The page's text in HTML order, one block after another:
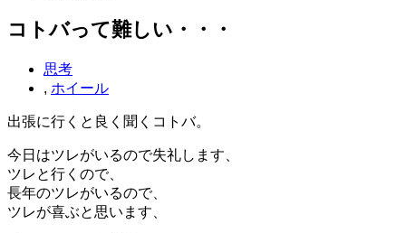
コトバって難しい・・・
思考
, ホイール
出張に行くと良く聞くコトバ。
今日はツレがいるので失礼します、
ツレと行くので、
長年のツレがいるので、
ツレが喜ぶと思います、